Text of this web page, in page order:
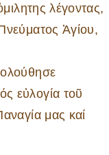
λέγοντας,
Ἁγίου,
εὐλογία τοῦ
μας καί